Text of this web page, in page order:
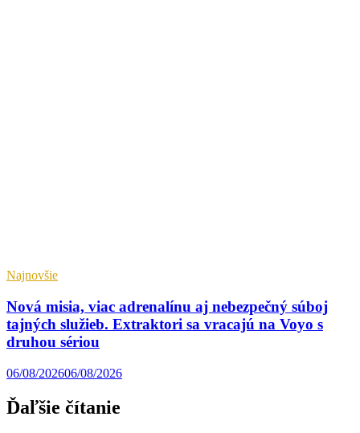
Najnovšie
Nová misia, viac adrenalínu aj nebezpečný súboj
tajných služieb. Extraktori sa vracajú na Voyo s
druhou sériou
06/08/202606/08/2026
Ďaľšie čítanie